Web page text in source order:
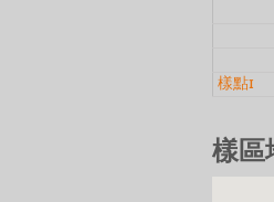
樣點1
頁面
樣區